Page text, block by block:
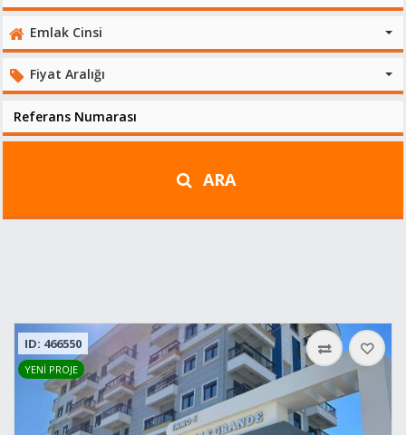
Emlak Cinsi
Fiyat Aralığı
ARA
ID: 466550
YENİ PROJE